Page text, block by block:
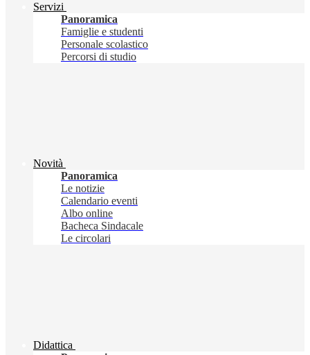
Servizi
Panoramica
Famiglie e studenti
Personale scolastico
Percorsi di studio
Novità
Panoramica
Le notizie
Calendario eventi
Albo online
Bacheca Sindacale
Le circolari
Didattica